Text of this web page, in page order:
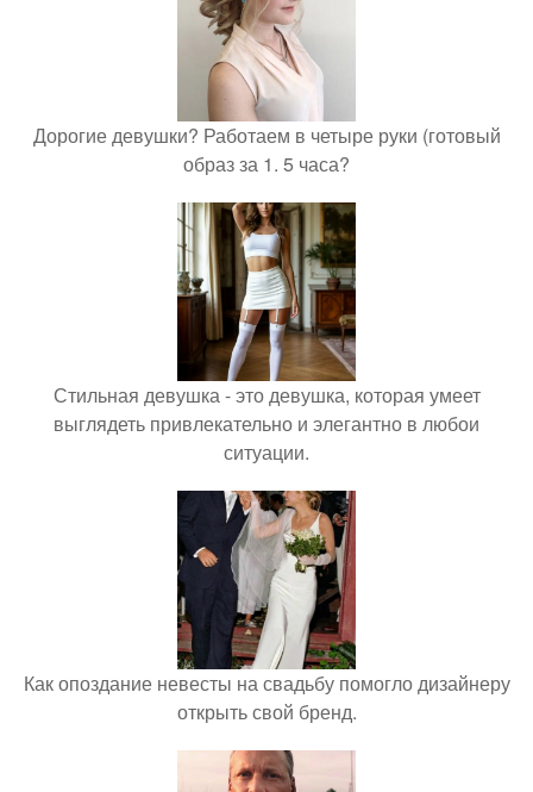
Дорогие девушки? Работаем в четыре руки (готовый
образ за 1. 5 часа?
Стильная девушка - это девушка, которая умеет
выглядеть привлекательно и элегантно в любои
ситуации.
Как опоздание невесты на свадьбу помогло дизайнеру
открыть свой бренд.